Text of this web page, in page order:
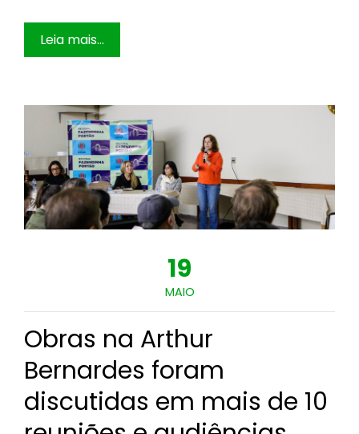
Leia mais...
19
MAIO
Obras na Arthur
Bernardes foram
discutidas em mais de 10